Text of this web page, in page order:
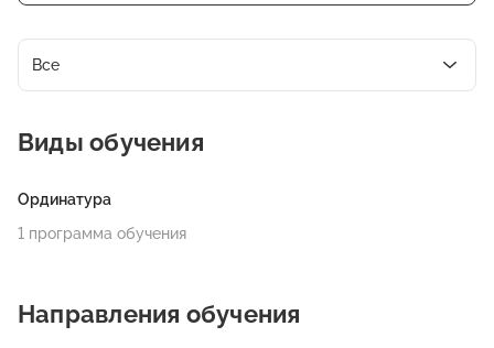
Все
Виды обучения
Ординатура
1 программа обучения
Направления обучения